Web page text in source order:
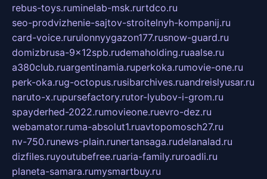
rebus-toys.ruminelab-msk.rurtdco.ru
seo-prodvizhenie-sajtov-stroitelnyh-kompanij.ru
card-voice.rurulonnyygazon177.rusnow-guard.ru
domizbrusa-9x12spb.rudemaholding.ruaalse.ru
a380club.ruargentinamia.ruperkoka.rumovie-one.ru
perk-oka.rug-octopus.rusibarchives.ruandreislyusar.ru
naruto-x.rupursefactory.rutor-lyubov-i-grom.ru
spayderhed-2022.rumovieone.ruevro-dez.ru
webamator.ruma-absolut1.ruavtopomosch27.ru
nv-750.runews-plain.runertansaga.rudelanalad.ru
dizfiles.ruyoutubefree.ruaria-family.ruroadli.ru
planeta-samara.rumysmartbuy.ru